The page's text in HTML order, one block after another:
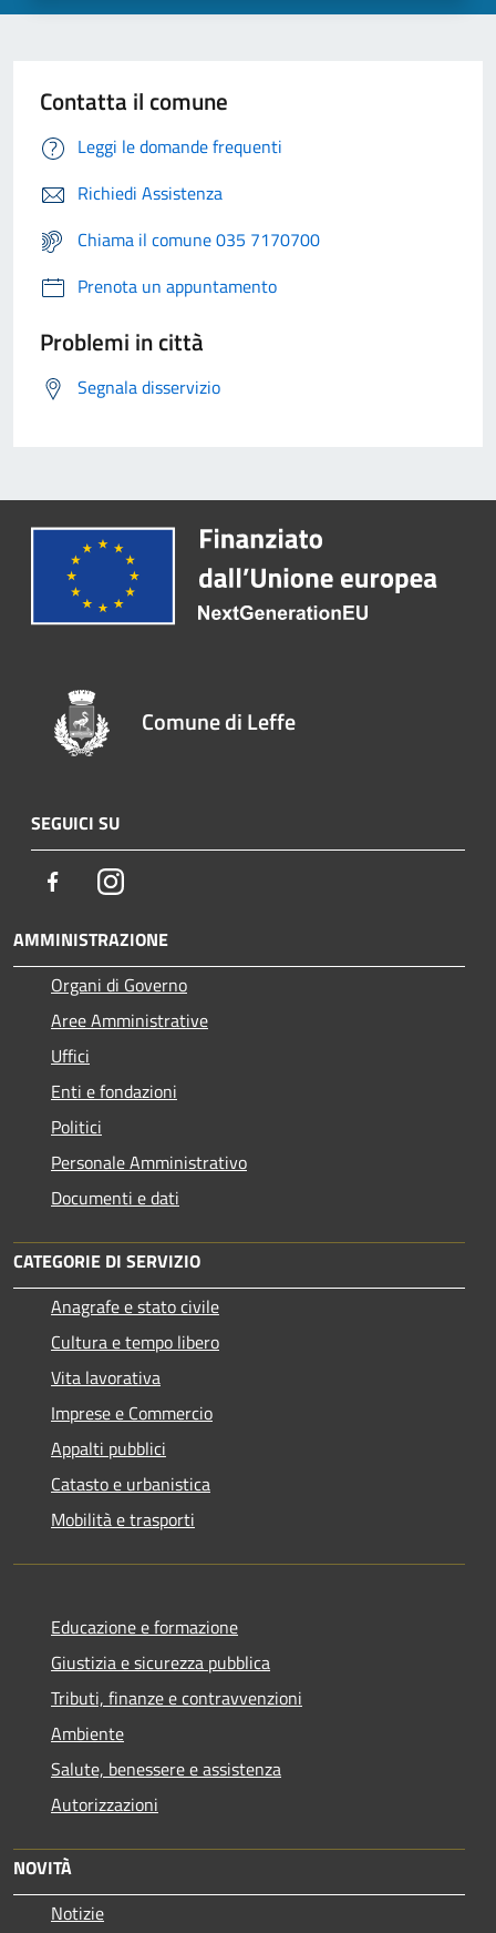
Contatta il comune
Leggi le domande frequenti
Richiedi Assistenza
Chiama il comune 035 7170700
Prenota un appuntamento
Problemi in città
Segnala disservizio
Comune di Leffe
SEGUICI SU
FacebookInstagram
AMMINISTRAZIONE
Organi di Governo
Aree Amministrative
Uffici
Enti e fondazioni
Politici
Personale Amministrativo
Documenti e dati
CATEGORIE DI SERVIZIO
Anagrafe e stato civile
Cultura e tempo libero
Vita lavorativa
Imprese e Commercio
Appalti pubblici
Catasto e urbanistica
Mobilità e trasporti
Educazione e formazione
Giustizia e sicurezza pubblica
Tributi, finanze e contravvenzioni
Ambiente
Salute, benessere e assistenza
Autorizzazioni
NOVITÀ
Notizie